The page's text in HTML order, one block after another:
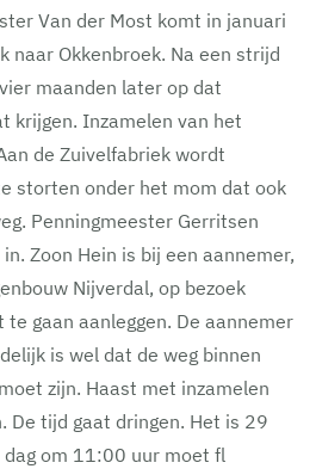
Van der Most komt in januari
naar Okkenbroek. Na een strijd
maanden later op dat
krijgen. Inzamelen van het
de Zuivelfabriek wordt
storten onder het mom dat ook
Penningmeester Gerritsen
Zoon Hein is bij een aannemer,
Nijverdal, op bezoek
gaan aanleggen. De aannemer
is wel dat de weg binnen
zijn. Haast met inzamelen
De tijd gaat dringen. Het is 29
om 11:00 uur moet fl